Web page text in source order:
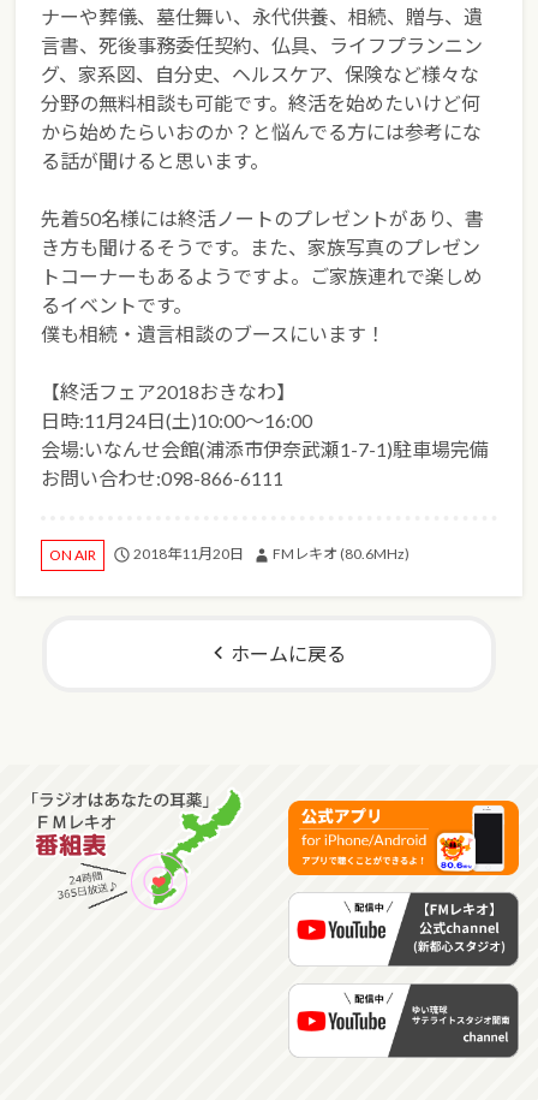
ナーや葬儀、墓仕舞い、永代供養、相続、贈与、遺
言書、死後事務委任契約、仏具、ライフプランニン
グ、家系図、自分史、ヘルスケア、保険など様々な
分野の無料相談も可能です。終活を始めたいけど何
から始めたらいおのか？と悩んでる方には参考にな
る話が聞けると思います。
先着50名様には終活ノートのプレゼントがあり、書
き方も聞けるそうです。また、家族写真のプレゼン
トコーナーもあるようですよ。ご家族連れで楽しめ
るイベントです。
僕も相続・遺言相談のブースにいます！
【終活フェア2018おきなわ】
日時:11月24日(土)10:00～16:00
会場:いなんせ会館(浦添市伊奈武瀬1-7-1)駐車場完備
お問い合わせ:098-866-6111
ON AIR 2018年11月20日 FMレキオ (80.6MHz)
ホームに戻る